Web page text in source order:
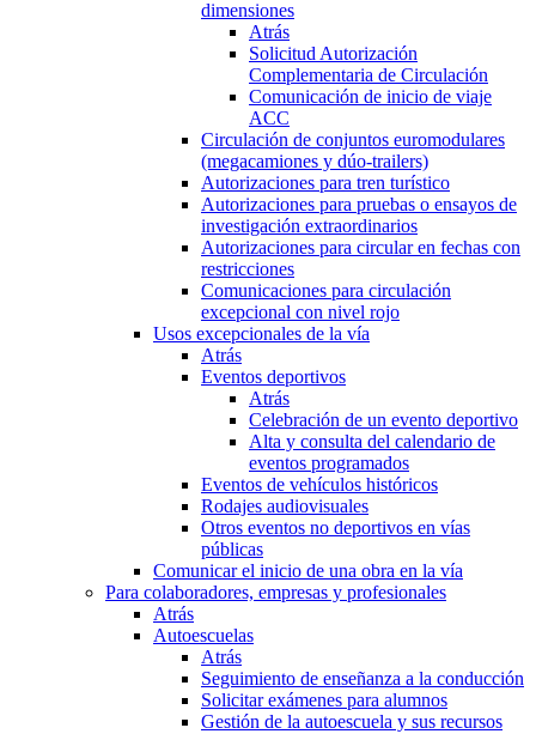
dimensiones
Atrás
Solicitud Autorización
Complementaria de Circulación
Comunicación de inicio de viaje
ACC
Circulación de conjuntos euromodulares
(megacamiones y dúo-trailers)
Autorizaciones para tren turístico
Autorizaciones para pruebas o ensayos de
investigación extraordinarios
Autorizaciones para circular en fechas con
restricciones
Comunicaciones para circulación
excepcional con nivel rojo
Usos excepcionales de la vía
Atrás
Eventos deportivos
Atrás
Celebración de un evento deportivo
Alta y consulta del calendario de
eventos programados
Eventos de vehículos históricos
Rodajes audiovisuales
Otros eventos no deportivos en vías
públicas
Comunicar el inicio de una obra en la vía
Para colaboradores, empresas y profesionales
Atrás
Autoescuelas
Atrás
Seguimiento de enseñanza a la conducción
Solicitar exámenes para alumnos
Gestión de la autoescuela y sus recursos